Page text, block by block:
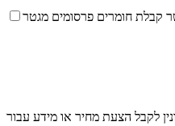
קבלת חומרים פרסומים מגטר